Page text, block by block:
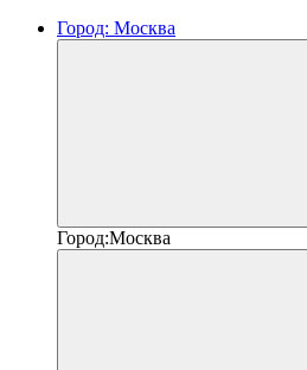
Город: Москва
Город:Москва